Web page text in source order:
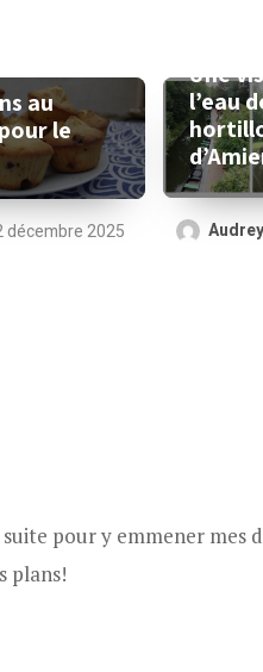
au
le
décembre 2025
Une
l’eau
Audrey
pour y emmener mes
plans!